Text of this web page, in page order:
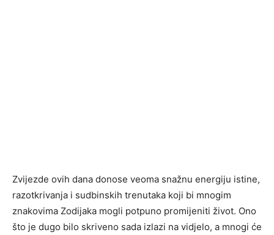
Zvijezde ovih dana donose veoma snažnu energiju istine,
razotkrivanja i sudbinskih trenutaka koji bi mnogim
znakovima Zodijaka mogli potpuno promijeniti život. Ono
što je dugo bilo skriveno sada izlazi na vidjelo, a mnogi će